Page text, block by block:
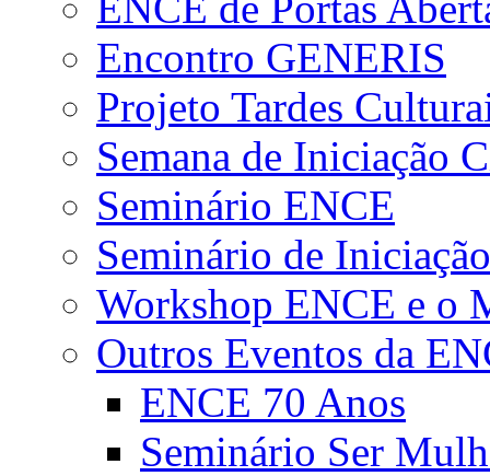
Encontro GENERIS
Projeto Tardes
Semana de Iniciação
Seminário ENCE
Seminário de
Workshop ENCE e o
Outros Eventos da
ENCE 70 Anos
Seminário Ser